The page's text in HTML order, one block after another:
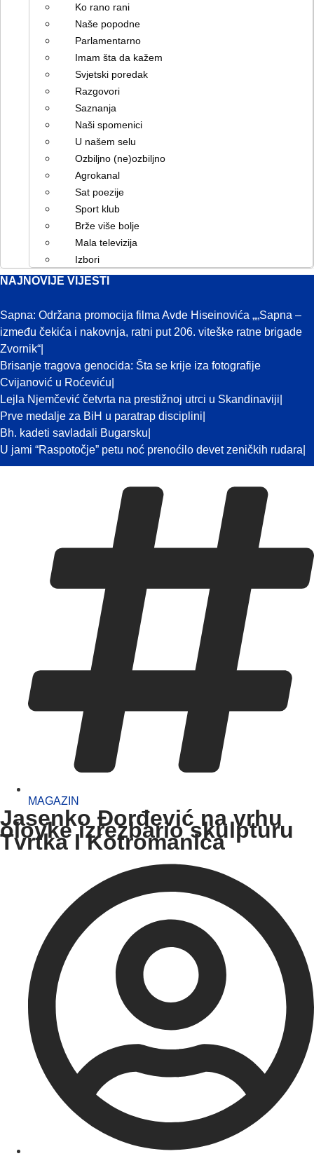
Ko rano rani
Naše popodne
Parlamentarno
Imam šta da kažem
Svjetski poredak
Razgovori
Saznanja
Naši spomenici
U našem selu
Ozbiljno (ne)ozbiljno
Agrokanal
Sat poezije
Sport klub
Brže više bolje
Mala televizija
Izbori
NAJNOVIJE VIJESTI
Sapna: Održana promocija filma Avde Hiseinovića „„Sapna –
između čekića i nakovnja, ratni put 206. viteške ratne brigade
Zvornik“
Brisanje tragova genocida: Šta se krije iza fotografije
Cvijanović u Roćeviću
Lejla Njemčević četvrta na prestižnoj utrci u Skandinaviji
Prve medalje za BiH u paratrap disciplini
Bh. kadeti savladali Bugarsku
U jami “Raspotočje” petu noć prenoćilo devet zeničkih rudara
MAGAZIN
Jasenko Đorđević na vrhu
olovke izrezbario skulpturu
Tvrtka I Kotromanića